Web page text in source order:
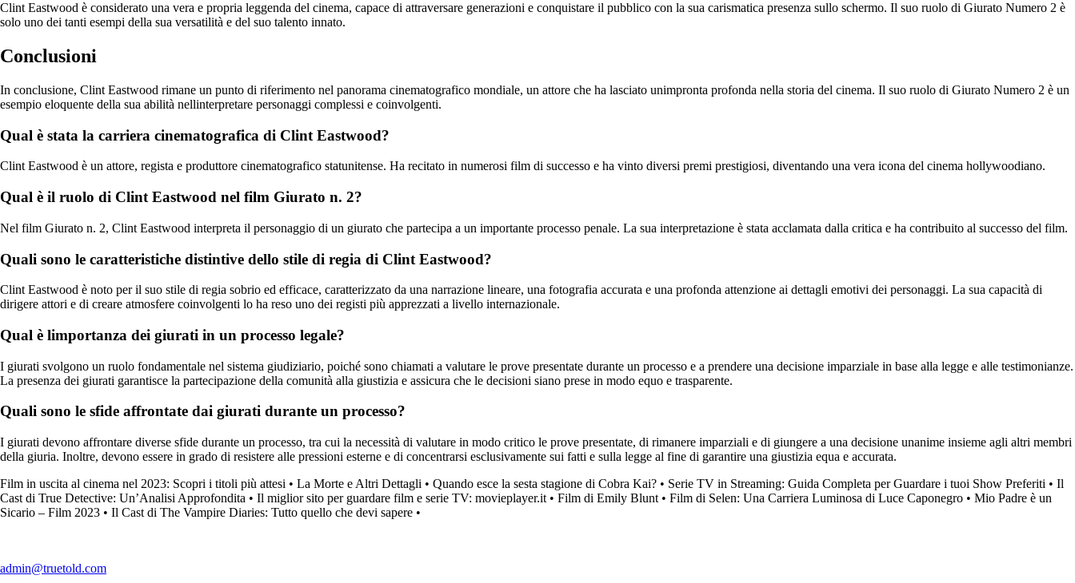
Clint Eastwood è considerato una vera e propria leggenda del cinema, capace di attraversare generazioni e conquistare il pubblico con la sua carismatica presenza sullo schermo. Il suo ruolo di Giurato Numero 2 è
solo uno dei tanti esempi della sua versatilità e del suo talento innato.
Conclusioni
In conclusione, Clint Eastwood rimane un punto di riferimento nel panorama cinematografico mondiale, un attore che ha lasciato unimpronta profonda nella storia del cinema. Il suo ruolo di Giurato Numero 2 è un
esempio eloquente della sua abilità nellinterpretare personaggi complessi e coinvolgenti.
Qual è stata la carriera cinematografica di Clint Eastwood?
Clint Eastwood è un attore, regista e produttore cinematografico statunitense. Ha recitato in numerosi film di successo e ha vinto diversi premi prestigiosi, diventando una vera icona del cinema hollywoodiano.
Qual è il ruolo di Clint Eastwood nel film Giurato n. 2?
Nel film Giurato n. 2, Clint Eastwood interpreta il personaggio di un giurato che partecipa a un importante processo penale. La sua interpretazione è stata acclamata dalla critica e ha contribuito al successo del film.
Quali sono le caratteristiche distintive dello stile di regia di Clint Eastwood?
Clint Eastwood è noto per il suo stile di regia sobrio ed efficace, caratterizzato da una narrazione lineare, una fotografia accurata e una profonda attenzione ai dettagli emotivi dei personaggi. La sua capacità di
dirigere attori e di creare atmosfere coinvolgenti lo ha reso uno dei registi più apprezzati a livello internazionale.
Qual è limportanza dei giurati in un processo legale?
I giurati svolgono un ruolo fondamentale nel sistema giudiziario, poiché sono chiamati a valutare le prove presentate durante un processo e a prendere una decisione imparziale in base alla legge e alle testimonianze.
La presenza dei giurati garantisce la partecipazione della comunità alla giustizia e assicura che le decisioni siano prese in modo equo e trasparente.
Quali sono le sfide affrontate dai giurati durante un processo?
I giurati devono affrontare diverse sfide durante un processo, tra cui la necessità di valutare in modo critico le prove presentate, di rimanere imparziali e di giungere a una decisione unanime insieme agli altri membri
della giuria. Inoltre, devono essere in grado di resistere alle pressioni esterne e di concentrarsi esclusivamente sui fatti e sulla legge al fine di garantire una giustizia equa e accurata.
Film in uscita al cinema nel 2023: Scopri i titoli più attesi • La Morte e Altri Dettagli • Quando esce la sesta stagione di Cobra Kai? • Serie TV in Streaming: Guida Completa per Guardare i tuoi Show Preferiti • Il
Cast di True Detective: Un’Analisi Approfondita • Il miglior sito per guardare film e serie TV: movieplayer.it • Film di Emily Blunt • Film di Selen: Una Carriera Luminosa di Luce Caponegro • Mio Padre è un
Sicario – Film 2023 • Il Cast di The Vampire Diaries: Tutto quello che devi sapere •
admin@truetold.com